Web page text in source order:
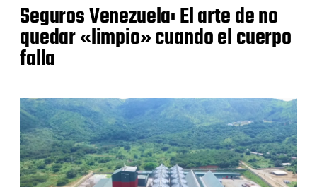
Seguros Venezuela: El arte de no
quedar «limpio» cuando el cuerpo
falla